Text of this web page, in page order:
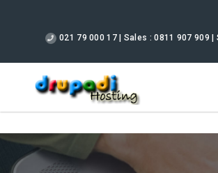
021 79 000 17 | Sales : 0811 907 909 |